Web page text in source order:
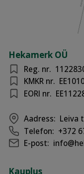
Hekamerk OÜ
Reg. nr.
KMKR nr.
EORI nr.
Aadress: Leiva
Telefon: +372
E-post:
Kauplus